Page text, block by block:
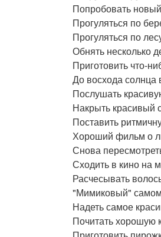
Попробовать
Прогуляться по
Прогуляться по
Обнять несколько
Приготовить что-
До восхода солнца
Послушать
Накрыть красивый
Поставить
Хороший фильм о
Снова
Сходить в кино на
Расчесывать
"Мимиковый"
Надеть самое
Почитать хорошую